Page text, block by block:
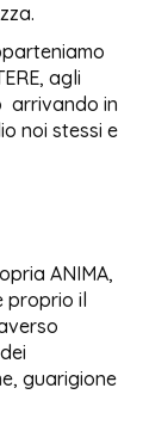
agli
arrivando in
noi stessi e
ANIMA,
proprio il
guarigione